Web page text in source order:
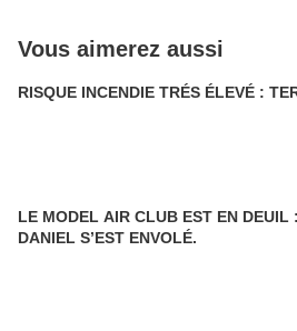
Vous aimerez aussi
RISQUE
LE MODEL AIR CLUB EST EN DEUIL :
DANIEL S’EST ENVOLÉ.